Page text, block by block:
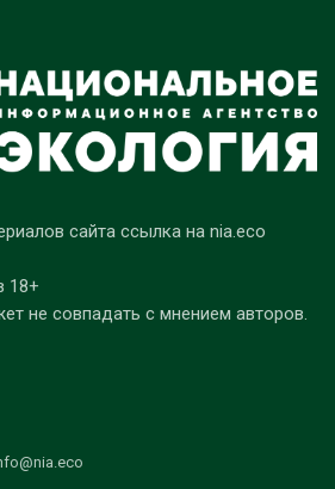
сайта ссылка на nia.eco
18+
не совпадать с мнением авторов.